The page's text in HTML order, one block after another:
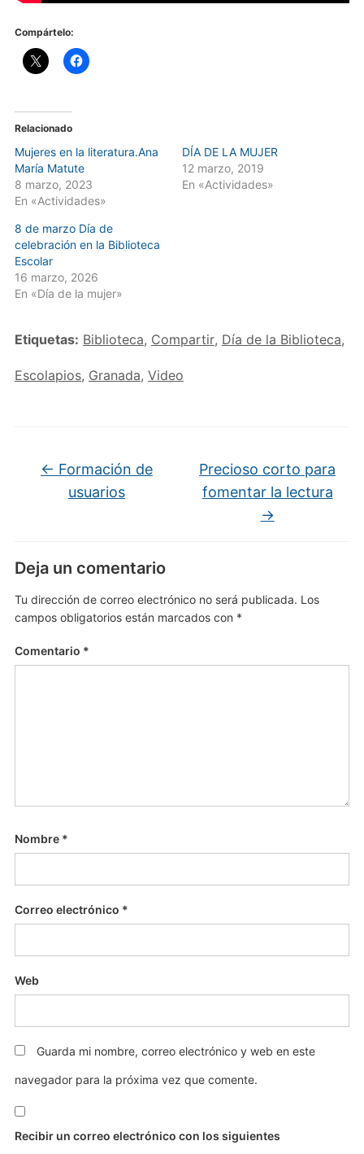
Compártelo:
Relacionado
Mujeres en la literatura.Ana
María Matute
8 marzo, 2023
En «Actividades»
DÍA DE LA MUJER
12 marzo, 2019
En «Actividades»
8 de marzo Día de
celebración en la Biblioteca
Escolar
16 marzo, 2026
En «Día de la mujer»
Etiquetas: Biblioteca, Compartir, Día de la Biblioteca,
Escolapios, Granada, Video
← Formación de
usuarios
Precioso corto para
fomentar la lectura
→
Deja un comentario
Tu dirección de correo electrónico no será publicada. Los
campos obligatorios están marcados con *
Comentario *
Nombre *
Correo electrónico *
Web
Guarda mi nombre, correo electrónico y web en este
navegador para la próxima vez que comente.
Recibir un correo electrónico con los siguientes